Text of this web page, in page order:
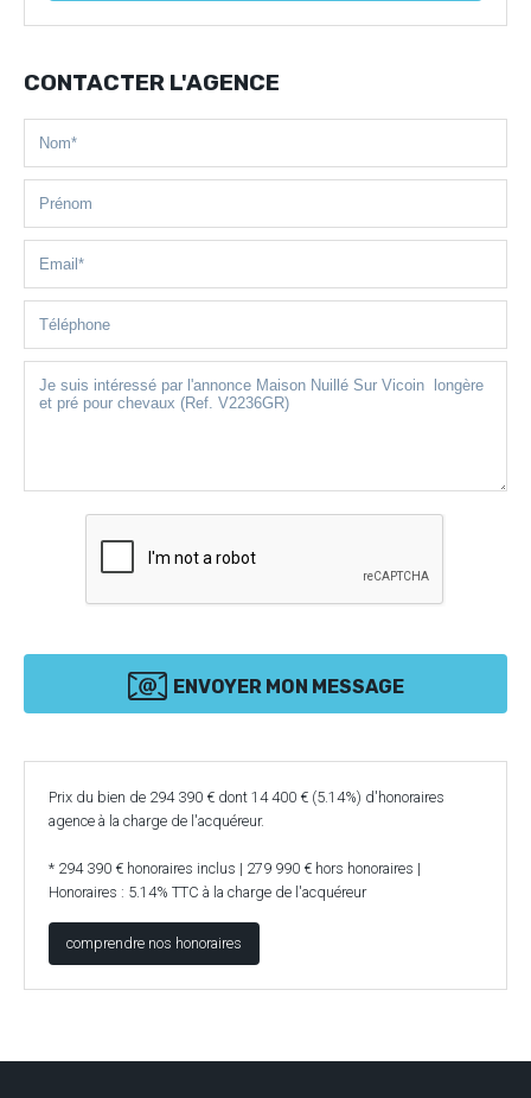
CONTACTER L'AGENCE
ENVOYER MON MESSAGE
Prix du bien de 294 390 € dont 14 400 € (5.14%) d'honoraires
agence à la charge de l'acquéreur.
* 294 390 € honoraires inclus | 279 990 € hors honoraires |
Honoraires : 5.14% TTC à la charge de l'acquéreur
comprendre nos honoraires